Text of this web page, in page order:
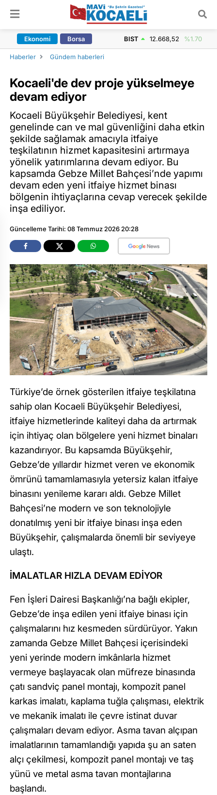
Ekonomi Borsa BIST 12.668,52 %1.70
Haberler Gündem haberleri
Kocaeli'de dev proje yükselmeye
devam ediyor
Kocaeli Büyükşehir Belediyesi, kent
genelinde can ve mal güvenliğini daha etkin
şekilde sağlamak amacıyla itfaiye
teşkilatının hizmet kapasitesini artırmaya
yönelik yatırımlarına devam ediyor. Bu
kapsamda Gebze Millet Bahçesi’nde yapımı
devam eden yeni itfaiye hizmet binası
bölgenin ihtiyaçlarına cevap verecek şekilde
inşa ediliyor.
Güncelleme Tarihi: 08 Temmuz 2026 20:28
Türkiye’de örnek gösterilen itfaiye teşkilatına
sahip olan Kocaeli Büyükşehir Belediyesi,
itfaiye hizmetlerinde kaliteyi daha da artırmak
için ihtiyaç olan bölgelere yeni hizmet binaları
kazandırıyor. Bu kapsamda Büyükşehir,
Gebze’de yıllardır hizmet veren ve ekonomik
ömrünü tamamlamasıyla yetersiz kalan itfaiye
binasını yenileme kararı aldı. Gebze Millet
Bahçesi’ne modern ve son teknolojiyle
donatılmış yeni bir itfaiye binası inşa eden
Büyükşehir, çalışmalarda önemli bir seviyeye
ulaştı.
İMALATLAR HIZLA DEVAM EDİYOR
Fen İşleri Dairesi Başkanlığı’na bağlı ekipler,
Gebze’de inşa edilen yeni itfaiye binası için
çalışmalarını hız kesmeden sürdürüyor. Yakın
zamanda Gebze Millet Bahçesi içerisindeki
yeni yerinde modern imkânlarla hizmet
vermeye başlayacak olan müfreze binasında
çatı sandviç panel montajı, kompozit panel
karkas imalatı, kaplama tuğla çalışması, elektrik
ve mekanik imalatı ile çevre istinat duvar
çalışmaları devam ediyor. Asma tavan alçıpan
imalatlarının tamamlandığı yapıda şu an saten
alçı çekilmesi, kompozit panel montajı ve taş
yünü ve metal asma tavan montajlarına
başlandı.